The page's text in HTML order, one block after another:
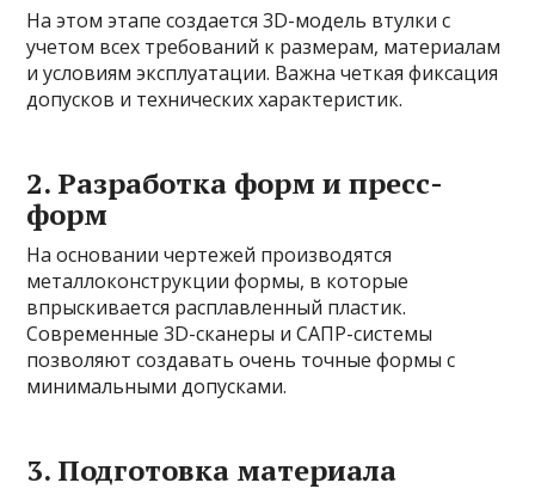
На этом этапе создается 3D-модель втулки с
учетом всех требований к размерам, материалам
и условиям эксплуатации. Важна четкая фиксация
допусков и технических характеристик.
2. Разработка форм и пресс-
форм
На основании чертежей производятся
металлоконструкции формы, в которые
впрыскивается расплавленный пластик.
Современные 3D-сканеры и САПР-системы
позволяют создавать очень точные формы с
минимальными допусками.
3. Подготовка материала